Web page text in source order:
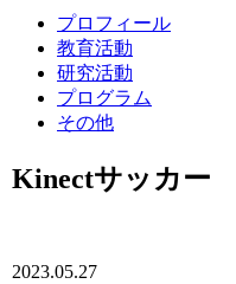
プロフィール
教育活動
研究活動
プログラム
その他
Kinectサッカー
2023.05.27